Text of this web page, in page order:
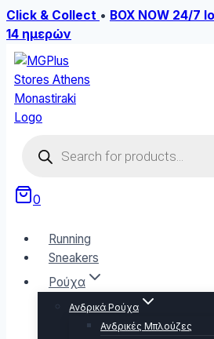
Click & Collect • BOX NOW 24/7
14 ημερών
Skip
to
content
search
0
Running
Sneakers
Ρούχα
Ανδρικά Ρούχα
Ανδρικές Μπλούζες